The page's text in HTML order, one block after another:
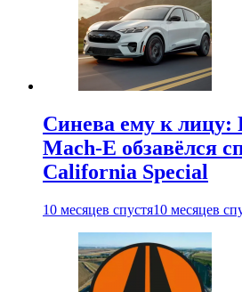
Синева ему к лицу:
Mach-E обзавёлся
California Special
10 месяцев спустя10 месяцев